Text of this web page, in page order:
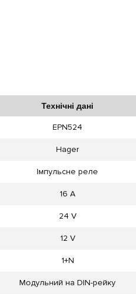
Технічні дані
EPN524
Hager
Імпульсне реле
16 А
24 V
12 V
1+N
Модульний на DIN-рейку